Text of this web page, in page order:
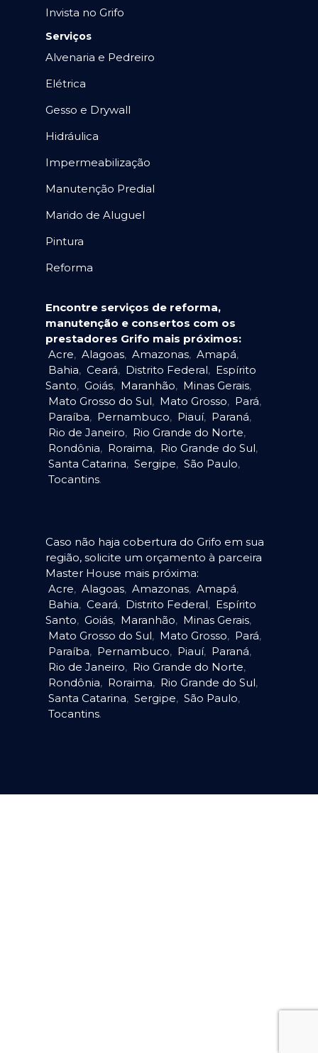
Invista no Grifo
Serviços
Alvenaria e Pedreiro
Elétrica
Gesso e Drywall
Hidráulica
Impermeabilização
Manutenção Predial
Marido de Aluguel
Pintura
Reforma
Encontre serviços de reforma,
manutenção e consertos com os
prestadores Grifo mais próximos:
Acre, Alagoas, Amazonas, Amapá,
Bahia, Ceará, Distrito Federal, Espírito
Santo, Goiás, Maranhão, Minas Gerais,
Mato Grosso do Sul, Mato Grosso, Pará,
Paraíba, Pernambuco, Piauí, Paraná,
Rio de Janeiro, Rio Grande do Norte,
Rondônia, Roraima, Rio Grande do Sul,
Santa Catarina, Sergipe, São Paulo,
Tocantins.
Caso não haja cobertura do Grifo em sua
região, solicite um orçamento à parceira
Master House mais próxima:
Acre, Alagoas, Amazonas, Amapá,
Bahia, Ceará, Distrito Federal, Espírito
Santo, Goiás, Maranhão, Minas Gerais,
Mato Grosso do Sul, Mato Grosso, Pará,
Paraíba, Pernambuco, Piauí, Paraná,
Rio de Janeiro, Rio Grande do Norte,
Rondônia, Roraima, Rio Grande do Sul,
Santa Catarina, Sergipe, São Paulo,
Tocantins.